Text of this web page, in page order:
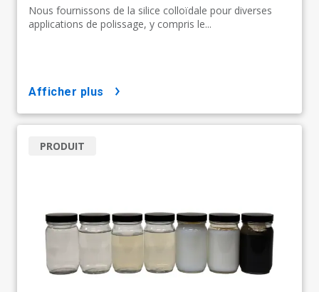
Nous fournissons de la silice colloïdale pour diverses
applications de polissage, y compris le...
afficher plus
PRODUIT